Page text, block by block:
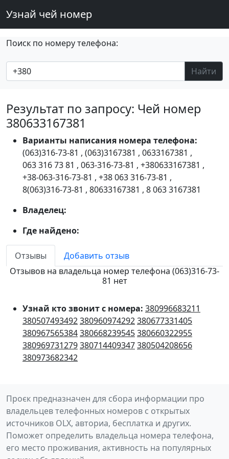
Узнай чей номер
Поиск по номеру телефона:
Найти
Результат по запросу: Чей номер
380633167381
Варианты написания номера телефона:
(063)316-73-81 , (063)3167381 , 0633167381 ,
063 316 73 81 , 063-316-73-81 , +380633167381 ,
+38-063-316-73-81 , +38 063 316-73-81 ,
8(063)316-73-81 , 80633167381 , 8 063 3167381
Владелец:
Где найдено:
Отзывы
Добавить отзыв
Отзывов на владельца номер телефона (063)316-73-
81 нет
Узнай кто звонит с номера: 380996683211
380507493492380960974292380677331405
380967565384380668239545380660322955
380969731279380714409347380504208656
380973682342
Проєк предназначен для сбора информации про
владельцев телефонных номеров с открытых
источников OLX, авториа, бесплатка и других.
Поможет определить владельца номера телефона,
его место проживания, активность на популярных